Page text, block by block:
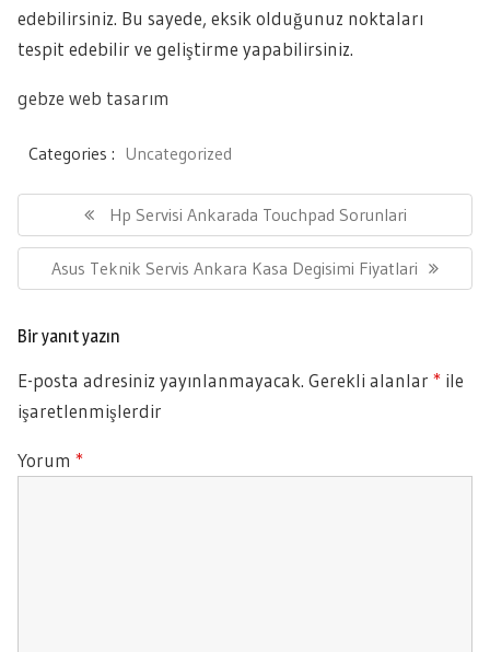
edebilirsiniz. Bu sayede, eksik olduğunuz noktaları
tespit edebilir ve geliştirme yapabilirsiniz.
gebze web tasarım
Categories : Uncategorized
gezinmesi
Previous
Post:
Hp Servisi Ankarada Touchpad Sorunlari
Next
Post:
Asus Teknik Servis Ankara Kasa Degisimi Fiyatlari
Bir yanıt yazın
E-posta adresiniz yayınlanmayacak. Gerekli alanlar * ile
işaretlenmişlerdir
Yorum *